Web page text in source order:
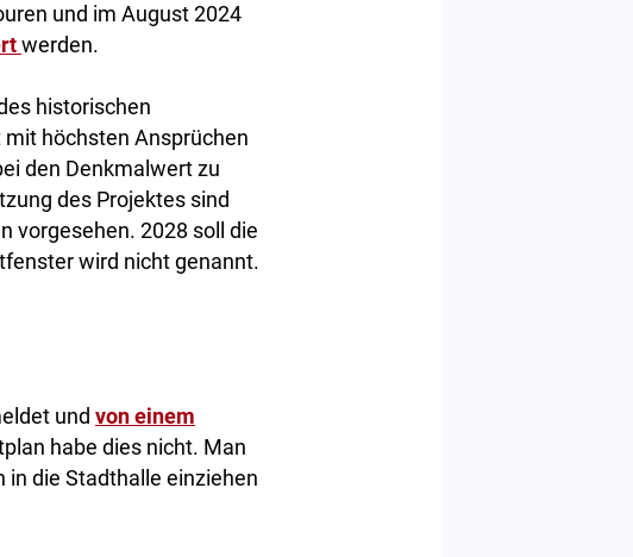
und im August 2024
werden.
historischen
höchsten Ansprüchen
den Denkmalwert zu
des Projektes sind
vorgesehen. 2028 soll die
wird nicht genannt.
und von einem
habe dies nicht. Man
in die Stadthalle einziehen